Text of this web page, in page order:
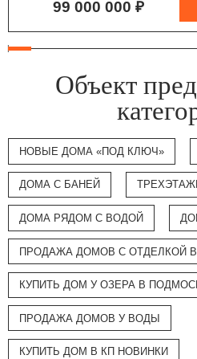
99 000 000 ₽
Объект
НОВЫЕ ДОМА «ПОД КЛЮЧ»
ДОМА С БАНЕЙ
ДОМА РЯДОМ С ВОДОЙ
ПРОДАЖА ДОМОВ С ОТДЕЛКОЙ
КУПИТЬ ДОМ У ОЗЕРА В
ПРОДАЖА ДОМОВ У ВОДЫ
КУПИТЬ ДОМ В КП НОВИНКИ